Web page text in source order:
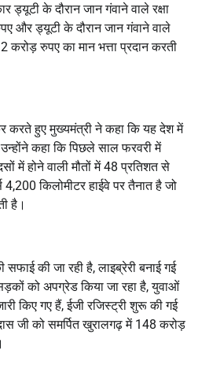
ड्यूटी के दौरान जान गंवाने वाले रक्षा
और ड्यूटी के दौरान जान गंवाने वाले
करोड़ रुपए का मान भत्ता प्रदान करती
करते हुए मुख्यमंत्री ने कहा कि यह देश में
कहा कि पिछले साल फरवरी में
में होने वाली मौतों में 48 प्रतिशत से
किलोमीटर हाईवे पर तैनात है जो
है।
सफाई की जा रही है, लाइब्रेरी बनाई गई
को अपग्रेड किया जा रहा है, युवाओं
किए गए हैं, ईजी रजिस्ट्री शुरू की गई
जी को समर्पित खुरालगढ़ में 148 करोड़